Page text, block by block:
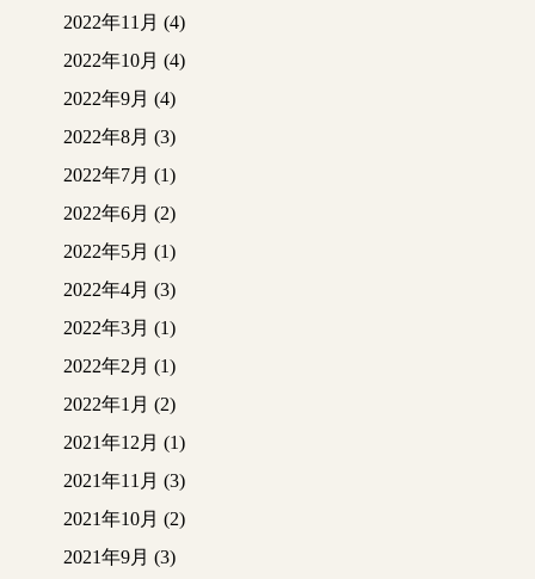
2022年11月 (4)
2022年10月 (4)
2022年9月 (4)
2022年8月 (3)
2022年7月 (1)
2022年6月 (2)
2022年5月 (1)
2022年4月 (3)
2022年3月 (1)
2022年2月 (1)
2022年1月 (2)
2021年12月 (1)
2021年11月 (3)
2021年10月 (2)
2021年9月 (3)